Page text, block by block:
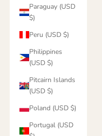
Paraguay (USD
$)
Peru (USD $)
Philippines
(USD $)
Pitcairn Islands
(USD $)
Poland (USD $)
Portugal (USD